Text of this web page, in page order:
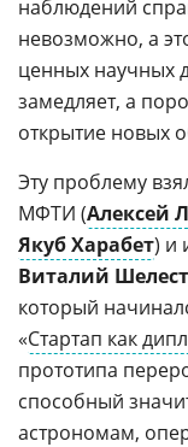
наблюдений
невозможно, а
ценных научных
замедляет, а
открытие новых
Эту проблему
МФТИ (Алексей
Якуб Харабет) и
Виталий Шелест
который
«Стартап как
прототипа
способный
астрономам,